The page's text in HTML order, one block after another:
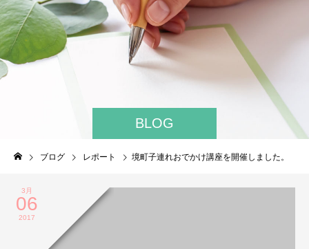
BLOG
ブログ レポート 境町子連れおでかけ講座を開催しました。
3月
06
2017